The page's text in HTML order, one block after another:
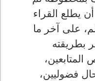
يطلع القراء
على آخر ما
بطريقته
المتابعين،
فضوليين،